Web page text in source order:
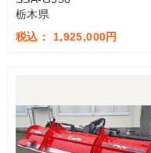
栃木県
税込： 1,925,000円